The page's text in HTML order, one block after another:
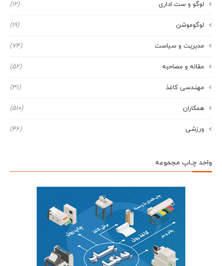
لوگو و ست اداری (12)
لوگوموشن (19)
مدیریت و سیاست (74)
مقاله و مصاحبه (52)
مهندسی کاغذ (31)
همکاران (510)
ورزشی (46)
واحد چـاپ مجموعه